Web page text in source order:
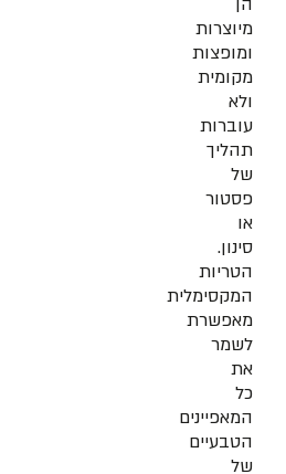
מיוצרות
ומופצות
מקומית
ולא
עוברות
תהליך
של
פסטור
או
סינון.
הטריות
המקסימלית
מאפשרת
לשמר
את
כל
המאפיינים
הטבעיים
של